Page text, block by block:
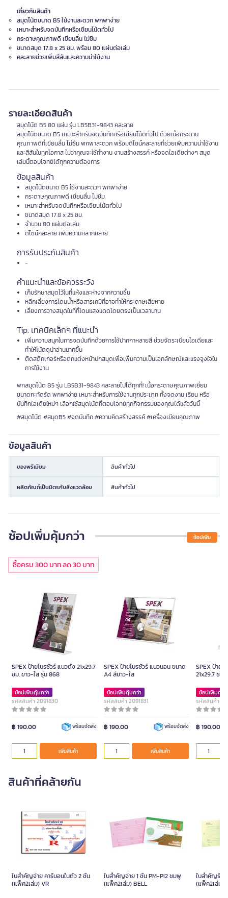
เกี่ยวกับสินค้า
สมุดโน้ตขนาด B5 ใช้งานสะดวก พกพาง่าย
เหมาะสำหรับจดบันทึกหรือเขียนโน้ตทั่วไป
กระดาษคุณภาพดี เขียนลื่น ไม่ซึม
ขนาดสมุด 17.8 x 25 ซม. พร้อม 80 แผ่นต่อเล่ม
คละลายช่วยเพิ่มสีสันและความน่าใช้งาน
รายละเอียดสินค้า
สมุดโน้ต B5 80 แผ่น รุ่น LB5B31-9843 คละลาย
สมุดโน้ตขนาด B5 เหมาะสำหรับจดบันทึกหรือเขียนโน้ตทั่วไป ด้วยเนื้อกระดาษ
คุณภาพดีที่เขียนลื่น ไม่ซึม พกพาสะดวก พร้อมดีไซน์คละลายที่ช่วยเพิ่มความน่าใช้งาน
และสีสันในทุกโอกาส ไม่ว่าคุณจะใช้ทำงาน งานสร้างสรรค์ หรือจดไอเดียต่างๆ สมุด
เล่มนี้ตอบโจทย์ได้ทุกความต้องการ
ข้อมูลสินค้า
สมุดโน้ตขนาด B5 ใช้งานสะดวก พกพาง่าย
กระดาษคุณภาพดี เขียนลื่น ไม่ซึม
เหมาะสำหรับจดบันทึกหรือเขียนโน้ตทั่วไป
ขนาดสมุด 17.8 x 25 ซม.
จำนวน 80 แผ่นต่อเล่ม
ดีไซน์คละลาย เพิ่มความหลากหลาย
การรับประกันสินค้า
-
คำแนะนำและข้อควรระวัง
เก็บรักษาสมุดไว้ในที่แห้งและห่างจากความชื้น
หลีกเลี่ยงการโดนน้ำหรือสารเคมีที่อาจทำให้กระดาษเสียหาย
เลี่ยงการวางสมุดในที่ที่โดนแสงแดดโดยตรงเป็นเวลานาน
Tip. เทคนิคเล็กๆ ที่แนะนำ
เพิ่มความสนุกในการจดบันทึกด้วยการใช้ปากกาหลายสี ช่วยจัดระเบียบไอเดียและ
ทำให้โน้ตดูน่าอ่านมากขึ้น
ติดสติกเกอร์หรือตกแต่งหน้าปกสมุดเพื่อเพิ่มความเป็นเอกลักษณ์และแรงจูงใจใน
การใช้งาน
พกสมุดโน้ต B5 รุ่น LB5B31-9843 คละลายไปได้ทุกที่! เนื้อกระดาษคุณภาพเยี่ยม
ขนาดกะทัดรัด พกพาง่าย เหมาะสำหรับการใช้งานทุกประเภท ทั้งจดงาน เรียน หรือ
บันทึกไอเดียใหม่ๆ เลือกใช้สมุดโน้ตที่ตอบโจทย์ทุกกิจกรรมของคุณได้แล้ววันนี้
#สมุดโน้ต #สมุดB5 #จดบันทึก #ความคิดสร้างสรรค์ #เครื่องเขียนคุณภาพ
ข้อมูลสินค้า
ของพรีเมียม สินค้าทั่วไป
ผลิตภัณฑ์เป็นมิตรกับสิ่งแวดล้อม สินค้าทั่วไป
ช้อปเพิ่มคุ้มกว่า ช้อปเพิ่ม
ซื้อครบ 300 บาท ลด 30 บาท
SPEX ป้ายโบรชัวร์ แนวตั้ง 21x29.7
ซม. ขาว-ใส รุ่น 868
ช้อปเพิ่มคุ้มกว่า
รหัสสินค้า 2091830
฿ 190.00 พร้อมจัดส่ง
เพิ่มสินค้า
SPEX ป้ายโบรชัวร์ แนวนอน ขนาด
A4 สีขาว-ใส
ช้อปเพิ่มคุ้มกว่า
รหัสสินค้า 2091831
฿ 190.00 พร้อมจัดส่ง
เพิ่มสินค้า
SPEX ป้าย
21x29.7 ซม.
ช้อปเพิ่มคุ้ม
รหัสสินค้า
฿ 190.00
สินค้าที่คล้ายกัน
ใบสำคัญจ่าย คาร์บอนในตัว 2 ชั้น
(แพ็ค2เล่ม) VR
ใบสำคัญจ่าย 1 ชั้น PM-PI2 ชมพู
(แพ็ค2เล่ม) BELL
ใบสำคัญรับ
(แพ็ค2เล่ม)